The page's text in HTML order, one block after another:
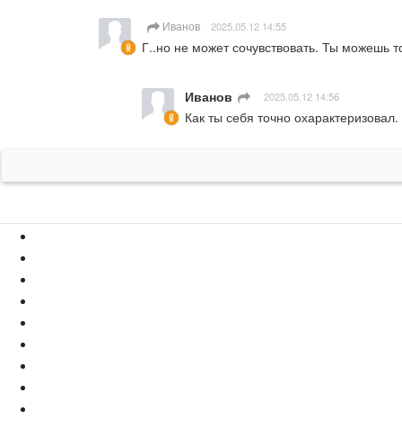
Иванов 2025.05.12 14:55
Г..но не может сочувствовать. Ты можешь
Иванов 2025.05.12 14:56
Как ты себя точно